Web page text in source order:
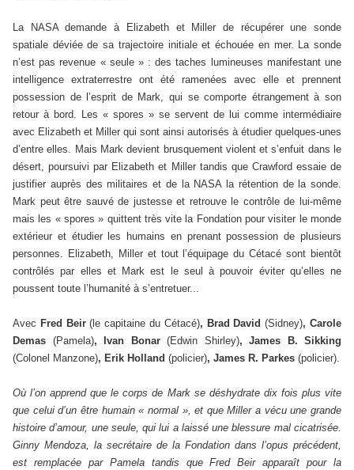
La NASA demande à Elizabeth et Miller de récupérer une sonde
spatiale déviée de sa trajectoire initiale et échouée en mer. La sonde
n’est pas revenue « seule » : des taches lumineuses manifestant une
intelligence extraterrestre ont été ramenées avec elle et prennent
possession de l’esprit de Mark, qui se comporte étrangement à son
retour à bord. Les « spores » se servent de lui comme intermédiaire
avec Elizabeth et Miller qui sont ainsi autorisés à étudier quelques-unes
d’entre elles. Mais Mark devient brusquement violent et s’enfuit dans le
désert, poursuivi par Elizabeth et Miller tandis que Crawford essaie de
justifier auprès des militaires et de la NASA la rétention de la sonde.
Mark peut être sauvé de justesse et retrouve le contrôle de lui-même
mais les « spores » quittent très vite la Fondation pour visiter le monde
extérieur et étudier les humains en prenant possession de plusieurs
personnes. Elizabeth, Miller et tout l’équipage du Cétacé sont bientôt
contrôlés par elles et Mark est le seul à pouvoir éviter qu’elles ne
poussent toute l’humanité à s’entretuer...
Avec Fred Beir(le capitaine du Cétacé), Brad David(Sidney), Carole
Demas (Pamela), Ivan Bonar (Edwin Shirley), James B. Sikking
(Colonel Manzone), Erik Holland (policier), James R. Parkes (policier).
Où l’on apprend que le corps de Mark se déshydrate dix fois plus vite
que celui d’un être humain « normal », et que Miller a vécu une grande
histoire d’amour, une seule, qui lui a laissé une blessure mal cicatrisée.
Ginny Mendoza, la secrétaire de la Fondation dans l’opus précédent,
est remplacée par Pamela tandis que Fred Beir apparaît pour la